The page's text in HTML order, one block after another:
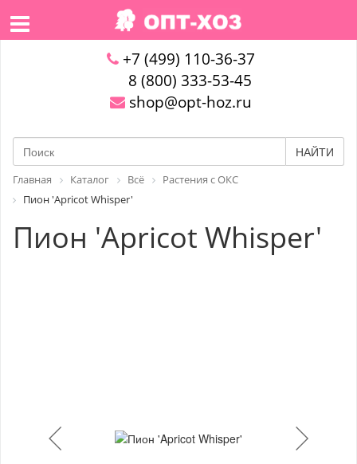
+7 (499) 110-36-37
8 (800) 333-53-45
shop@opt-hoz.ru
НАЙТИ
Главная Каталог Всё
Растения с ОКС
Пион 'Apricot Whisper'
Пион 'Apricot Whisper'